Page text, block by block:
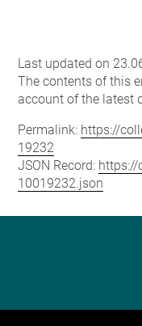
Last updated on
The contents of this
account of the latest
Permalink: https://
19232
JSON Record: https://
10019232.json